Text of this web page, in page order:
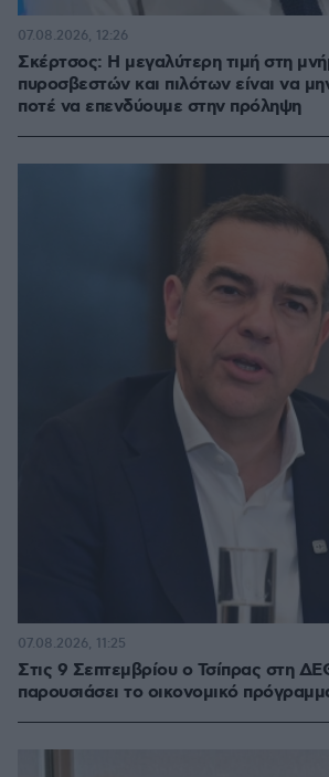
Σκέρτσος: Η μεγαλύτερη τιμή στη
πυροσβεστών και πιλότων είναι να
ποτέ να επενδύουμε στην πρόληψη
07.08.2026, 12:26
Στις 9 Σεπτεμβρίου ο Τσίπρας στη
παρουσιάσει το οικονομικό
07.08.2026, 11:25